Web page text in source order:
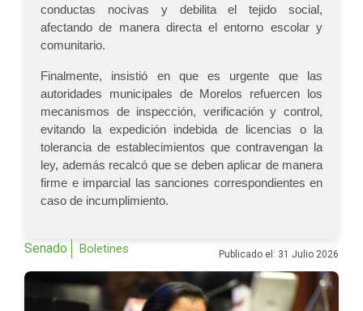
conductas nocivas y debilita el tejido social,
afectando de manera directa el entorno escolar y
comunitario.
Finalmente, insistió en que es urgente que las
autoridades municipales de Morelos refuercen los
mecanismos de inspección, verificación y control,
evitando la expedición indebida de licencias o la
tolerancia de establecimientos que contravengan la
ley, además recalcó que se deben aplicar de manera
firme e imparcial las sanciones correspondientes en
caso de incumplimiento.
Senado Boletines Publicado el: 31 Julio 2026